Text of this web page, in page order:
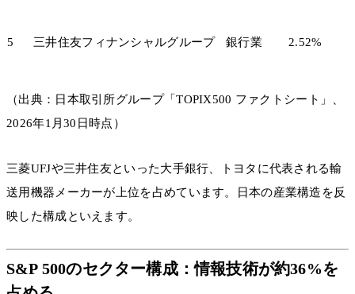
5 三井住友フィナンシャルグループ 銀行業 2.52%
（出典：日本取引所グループ「TOPIX500 ファクトシート」、
2026年1月30日時点）
三菱UFJや三井住友といった大手銀行、トヨタに代表される輸
送用機器メーカーが上位を占めています。日本の産業構造を反
映した構成といえます。
S&P 500のセクター構成：情報技術が約36%を